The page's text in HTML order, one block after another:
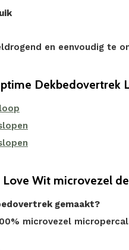
en eenvoudig te
Dekbedovertrek
Love Wit microvezel
gemaakt?
microvezel